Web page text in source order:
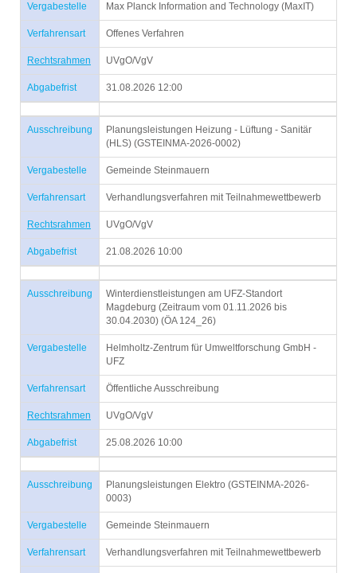
Vergabestelle Max Planck Information and Technology (MaxIT)
Verfahrensart Offenes Verfahren
Rechtsrahmen UVgO/VgV
Abgabefrist 31.08.2026 12:00
Ausschreibung
Planungsleistungen Heizung - Lüftung - Sanitär
(HLS) (GSTEINMA-2026-0002)
Vergabestelle Gemeinde Steinmauern
Verfahrensart Verhandlungsverfahren mit Teilnahmewettbewerb
Rechtsrahmen UVgO/VgV
Abgabefrist 21.08.2026 10:00
Ausschreibung
Winterdienstleistungen am UFZ-Standort
Magdeburg (Zeitraum vom 01.11.2026 bis
30.04.2030) (ÖA 124_26)
Vergabestelle
Helmholtz-Zentrum für Umweltforschung GmbH -
UFZ
Verfahrensart Öffentliche Ausschreibung
Rechtsrahmen UVgO/VgV
Abgabefrist 25.08.2026 10:00
Ausschreibung
Planungsleistungen Elektro (GSTEINMA-2026-
0003)
Vergabestelle Gemeinde Steinmauern
Verfahrensart Verhandlungsverfahren mit Teilnahmewettbewerb